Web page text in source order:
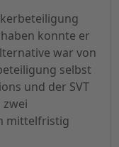
konnte er
war von
selbst
und der SVT
mittelfristig